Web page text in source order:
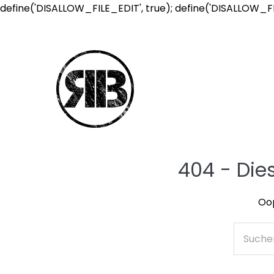
define('DISALLOW_FILE_EDIT', true);
404 -
nach: